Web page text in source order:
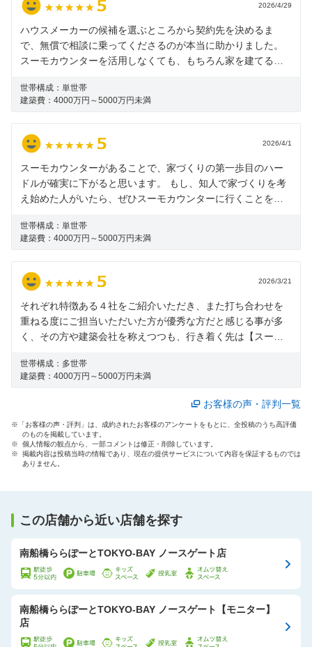
2026/4/29
ハウスメーカーの候補を選ぶところから契約先を決めるま
で、無償で相談に乗ってくださるのが本当に助かりました。
スーモカウンターを活用しなくても、もちろん家を建てるこ
う高額の買い物なので、あとで他社の情報を知って後悔する
より、可能な限り幅広い情報を得て慎重に判断する上では、
非常に良いサービスだと思いました。
世帯構成： 単世帯
建築費： 4000万円～5000万円未満
2026/4/1
スーモカウンターがあることで、家づくりの第一歩目のハー
ドルが確実に下がると思います。 もし、知人で家づくりを考
え始めた人がいたら、ぜひスーモカウンターに行くことをお
世帯構成： 単世帯
建築費： 4000万円～5000万円未満
2026/3/21
それぞれ特徴ある４社をご紹介いただき、また打ち合わせを
重ねる度にご担当いただいた方が優秀な方だと感じる事が多
く、その方や建築会社を称えつつも、行き着く先は【スーモ
の決まり文句でした。 アドバイザーさんにお会いできなかっ
たら、此処までたどり着かなかったかも知れません。 感謝感
世帯構成： 多世帯
建築費： 4000万円～5000万円未満
お客様の声・評判一覧
※「お客様の声・評判」は、成約されたお客様のアンケートをもとに、全投稿のうち高評価
のものを掲載しています。
※ 個人情報の観点から、一部コメントは修正・削除しています。
※ 掲載内容は投稿当時の情報であり、現在の提供サービスについて内容を保証するものでは
ありません。
この店舗から近い店舗を探す
南船橋ららぽーとTOKYO-BAY ノースゲート店
南船橋ららぽーとTOKYO-BAY ノースゲート【モニター】
店